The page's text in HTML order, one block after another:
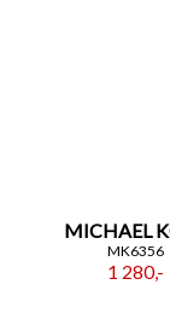
MICHAEL
MK6356
1 280,-